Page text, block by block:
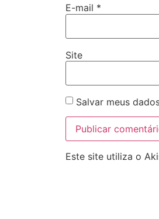
E-mail *
Site
Salvar meus
Este site utiliza o